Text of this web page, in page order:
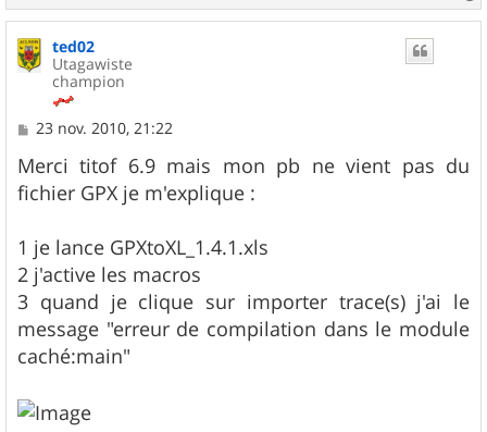
a
ted02
Utagawiste
champion
M
s
s
a
23 nov. 2010, 21:22
Merci titof 6.9 mais mon pb ne vient pas du
fichier GPX je m'explique :
1 je lance GPXtoXL_1.4.1.xls
2 j'active les macros
3 quand je clique sur importer trace(s) j'ai le
message "erreur de compilation dans le module
caché:main"